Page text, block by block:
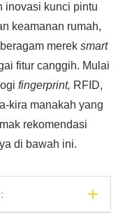
inovasi kunci pintu
keamanan rumah,
merek smart
fitur canggih. Mulai
fingerprint, RFID,
kira manakah yang
rekomendasi
di bawah ini.